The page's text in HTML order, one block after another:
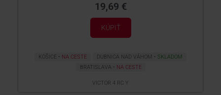
19,69 €
KÚPIŤ
KOŠICE NA CESTE DUBNICA NAD VÁHOM
SKLADOM
BRATISLAVA
NA CESTE
VICTOR 4 RC Y